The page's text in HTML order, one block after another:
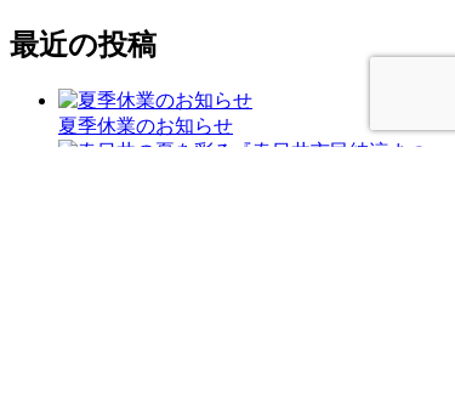
最近の投稿
夏季休業のお知らせ